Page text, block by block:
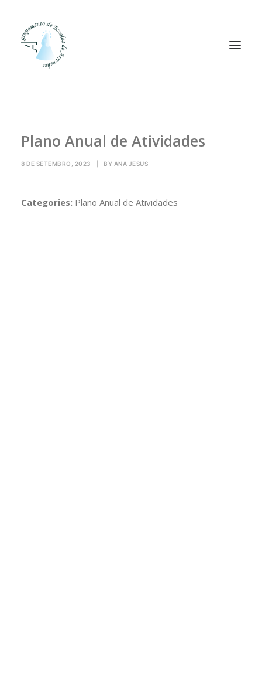
Alunos
Pessoal
Projetos
Plano Anual de Atividades
8 DE SETEMBRO, 2023 BY ANA JESUS
Categories: Plano Anual de Atividades